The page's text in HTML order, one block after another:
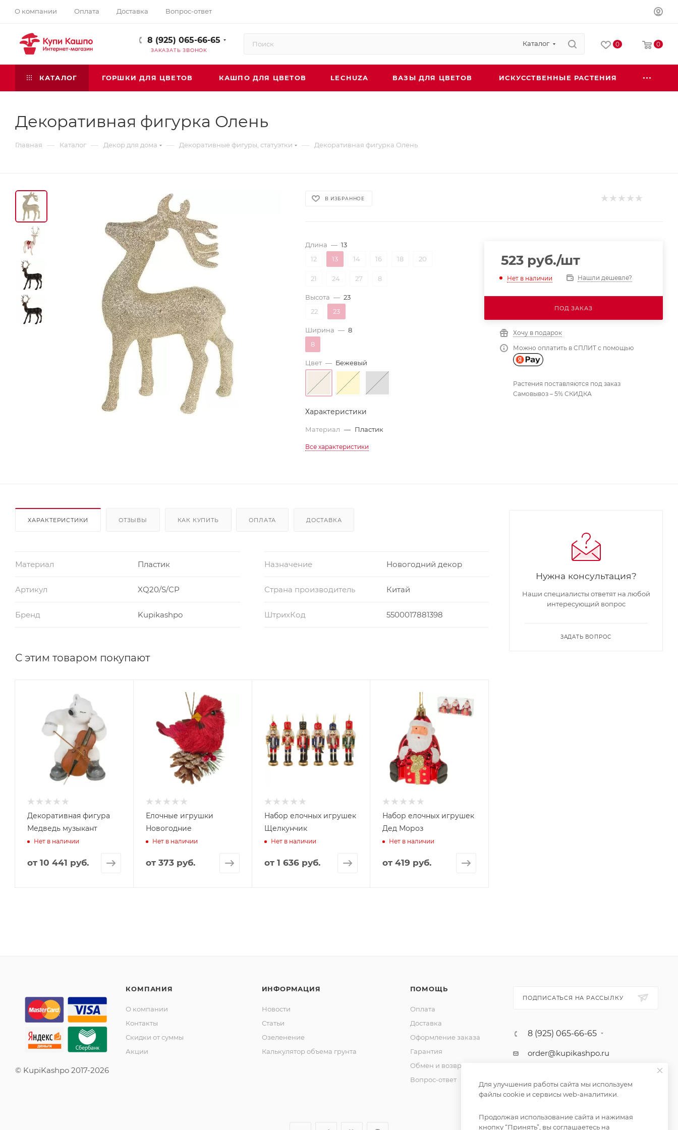
О компании Оплата Доставка Вопрос-ответ
8 (925) 065-66-65
ЗАКАЗАТЬ ЗВОНОК
Каталог 0 0
КАТАЛОГ ГОРШКИ ДЛЯ ЦВЕТОВ КАШПО ДЛЯ ЦВЕТОВ LECHUZA ВАЗЫ ДЛЯ ЦВЕТОВ ИСКУССТВЕННЫЕ РАСТЕНИЯ
Декоративная фигурка Олень
Главная — Каталог — Декор для дома — Декоративные фигуры, статуэтки — Декоративная фигурка Олень
В ИЗБРАННОЕ
Длина — 13
12
13 14 16 18 20
21 24 27 8
Высота — 23
22
23
Ширина — 8
8
Цвет — Бежевый
Характеристики
Материал — Пластик
Все характеристики
523руб./шт
Нет в наличии Нашли дешевле?
ПОД ЗАКАЗ
Хочу в подарок
Можно оплатить в СПЛИТ с помощью
Растения поставляются под заказ
Самовывоз – 5% СКИДКА
ХАРАКТЕРИСТИКИ ОТЗЫВЫ КАК КУПИТЬ ОПЛАТА ДОСТАВКА
Материал Пластик Назначение Новогодний декор
Артикул XQ20/S/CP Страна производитель Китай
Бренд Kupikashpo ШтрихКод 5500017881398
С этим товаром покупают
Декоративная фигура
Медведь музыкант
Нет в наличии
от 10 441 руб.
Елочные игрушки
Новогодние
Нет в наличии
от 373 руб.
Набор елочных игрушек
Щелкунчик
Нет в наличии
от 1 636 руб.
Набор елочных игрушек
Дед Мороз
Нет в наличии
от419 руб.
Нужна консультация?
Наши специалисты ответят на любой
интересующий вопрос
ЗАДАТЬ ВОПРОС
© KupiKashpo 2017-2026
КОМПАНИЯ
О компании
Контакты
Скидки от суммы
Акции
ИНФОРМАЦИЯ
Новости
Статьи
Озеленение
Калькулятор объема грунта
ПОМОЩЬ
Оплата
Доставка
Оформление заказа
Гарантия
Обмен и возврат
Вопрос-ответ
ПОДПИСАТЬСЯ НА РАССЫЛКУ
8 (925) 065-66-65
order@kupikashpo.ru
Для улучшения работы сайта мы используем
файлы cookie и сервисы web-аналитики.
Продолжая использование сайта и нажимая
кнопку “Принять”, вы соглашаетесь на